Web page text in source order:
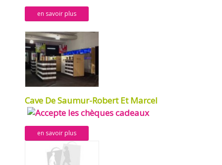
en savoir plus
Cave De Saumur-Robert Et Marcel
en savoir plus